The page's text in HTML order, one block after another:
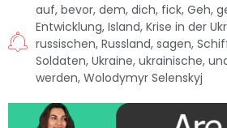
auf, bevor, dem, dich, fick, Geh,
Entwicklung, Island, Krise in der
russischen, Russland, sagen,
Soldaten, Ukraine, ukrainische,
werden, Wolodymyr Selenskyj